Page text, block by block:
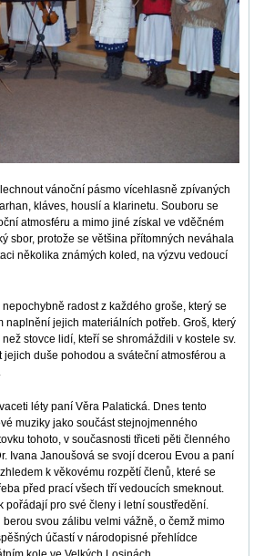
vánoční pásmo vícehlasně zpívaných
kláves, houslí a klarinetu. Souboru se
atmosféru a mimo jiné získal ve vděčném
sbor, protože se většina přítomných neváhala
několika známých koled, na výzvu vedoucí
radost z každého groše, který se
naplnění jejich materiálních potřeb. Groš, který
stovce lidí, kteří se shromáždili v kostele sv.
duše pohodou a sváteční atmosférou a
léty paní Věra Palatická. Dnes tento
muziky jako součást stejnojmenného
tohoto, v současnosti třiceti pěti členného
Ivana Janoušová se svojí dcerou Evou a paní
k věkovému rozpětí členů, které se
před prací všech tří vedoucích smeknout.
pořádají pro své členy i letní soustředění.
svou zálibu velmi vážně, o čemž mimo
účastí v národopisné přehlídce